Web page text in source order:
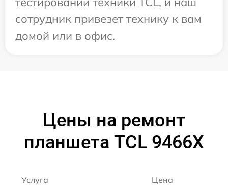
сотрудник привезет технику к вам
домой или в офис.
Цены на ремонт
планшета TCL 9466X
Услуга Цена